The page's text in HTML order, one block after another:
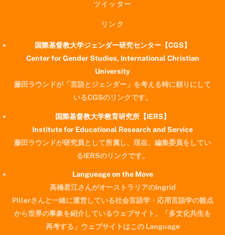
ツイッター
リンク
国際基督教大学ジェンダー研究センター【CGS】
Center for Gender Studies, International Christian
University
藤田ラウンドが「言語とジェンダー」を考える時に頼りにして
いるCGSのリンクです。
国際基督教大学教育研究所【IERS】
Institute for Educational Research and Service
藤田ラウンドが研究員として所属し、現在、編集委員をしてい
るIERSのリンクです。
Langueage on the Move
高橋君江さんがオーストラリアのIngrid
Pillerさんと一緒に運営している社会言語学・応用言語学の観点
から世界の事象を紹介しているウェブサイト。「多文化共生を
再考する」ウェブサイトはこの Language